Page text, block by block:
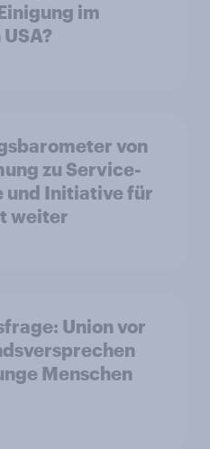
im
von
zu Service-
und Initiative für
weiter
Union vor
Menschen